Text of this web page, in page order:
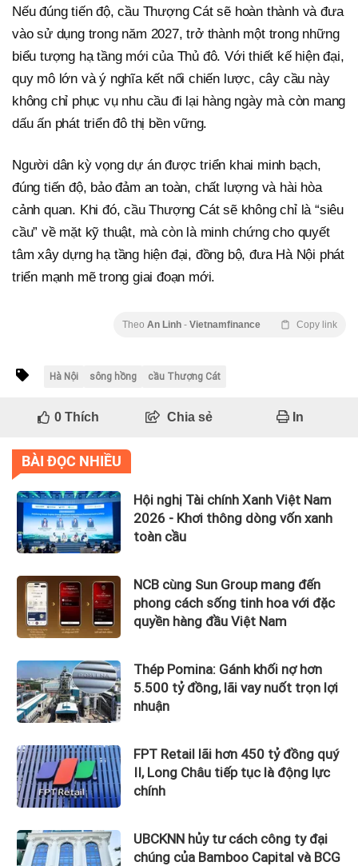
Nếu đúng tiến độ, cầu Thượng Cát sẽ hoàn thành và đưa
vào sử dụng trong năm 2027, trở thành một trong những
biểu tượng hạ tầng mới của Thủ đô. Với thiết kế hiện đại,
quy mô lớn và ý nghĩa kết nối chiến lược, cây cầu này
không chỉ phục vụ nhu cầu đi lại hàng ngày mà còn mang
dấu ấn phát triển đô thị bền vững.
Người dân kỳ vọng dự án được triển khai minh bạch,
đúng tiến độ, bảo đảm an toàn, chất lượng và hài hòa
cảnh quan. Khi đó, cầu Thượng Cát sẽ không chỉ là “siêu
cầu” về mặt kỹ thuật, mà còn là minh chứng cho quyết
tâm xây dựng hạ tầng hiện đại, đồng bộ, đưa Hà Nội phát
triển mạnh mẽ trong giai đoạn mới.
Theo An Linh - Vietnamfinance Copy link
Hà Nội sông hồng cầu Thượng Cát
0Thích Chia sẻ In
BÀI ĐỌC NHIỀU
Hội nghị Tài chính Xanh Việt Nam
2026 - Khơi thông dòng vốn xanh
toàn cầu
NCB cùng Sun Group mang đến
phong cách sống tinh hoa với đặc
quyền hàng đầu Việt Nam
Thép Pomina: Gánh khối nợ hơn
5.500 tỷ đồng, lãi vay nuốt trọn lợi
nhuận
FPT Retail lãi hơn 450 tỷ đồng quý
II, Long Châu tiếp tục là động lực
chính
UBCKNN hủy tư cách công ty đại
chúng của Bamboo Capital và BCG